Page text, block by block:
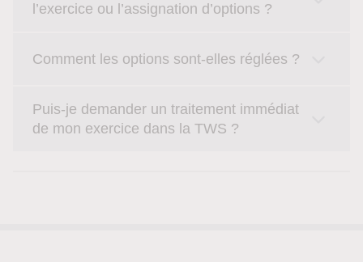
l’exercice ou l’assignation d’options ?
Comment les options sont-elles réglées ?
Puis-je demander un traitement immédiat
de mon exercice dans la TWS ?